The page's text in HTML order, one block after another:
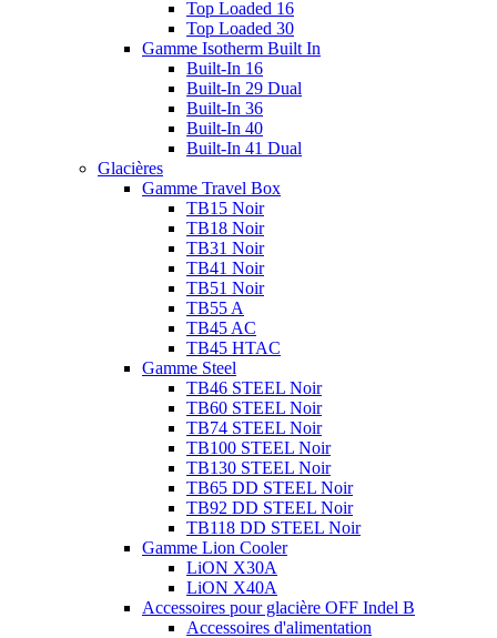
Top Loaded 16
Top Loaded 30
Gamme Isotherm Built In
Built-In 16
Built-In 29 Dual
Built-In 36
Built-In 40
Built-In 41 Dual
Glacières
Gamme Travel Box
TB15 Noir
TB18 Noir
TB31 Noir
TB41 Noir
TB51 Noir
TB55 A
TB45 AC
TB45 HTAC
Gamme Steel
TB46 STEEL Noir
TB60 STEEL Noir
TB74 STEEL Noir
TB100 STEEL Noir
TB130 STEEL Noir
TB65 DD STEEL Noir
TB92 DD STEEL Noir
TB118 DD STEEL Noir
Gamme Lion Cooler
LiON X30A
LiON X40A
Accessoires pour glacière OFF Indel B
Accessoires d'alimentation